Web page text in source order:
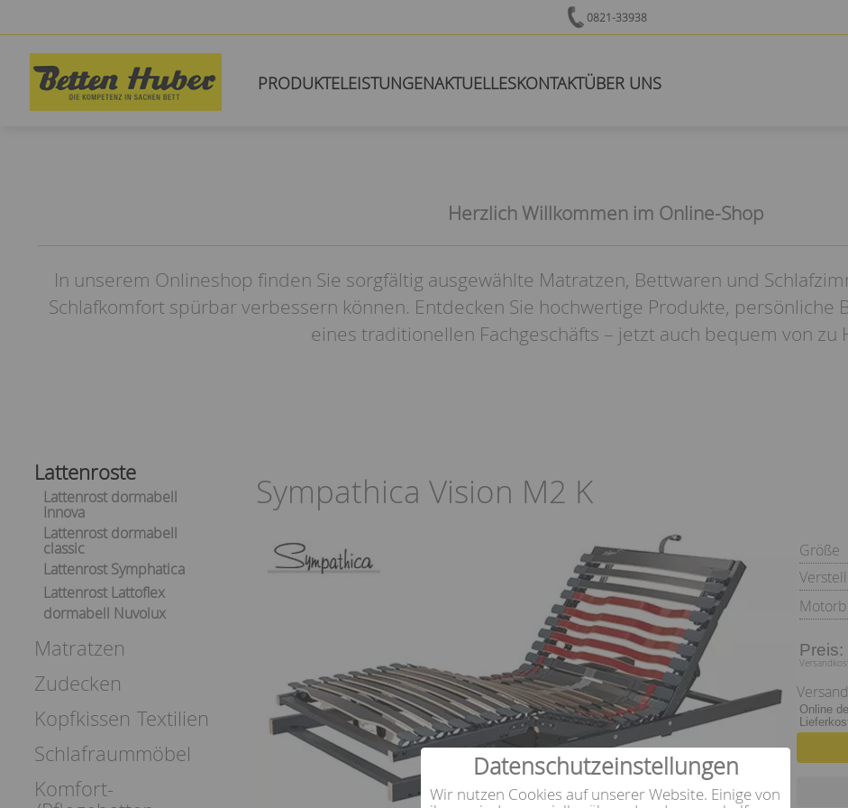
0821-33938
PRODUKTELEISTUNGENAKTUELLESKONTAKTÜBER UNS
Datenschutzeinstellungen
Wir nutzen Cookies auf unserer Website. Einige von
Herzlich Willkommen im Online-Shop
In unserem Onlineshop finden Sie sorgfältig ausgewählte Matratzen, Bettwaren und
Schlafkomfort spürbar verbessern können. Entdecken Sie hochwertige Produkte,
eines traditionellen Fachgeschäfts – jetzt auch bequem von zu
Lattenroste
Lattenrost dormabell
Innova
Lattenrost dormabell
classic
Lattenrost Symphatica
Lattenrost Lattoflex
dormabell Nuvolux
Matratzen
Zudecken
Kopfkissen Textilien
Schlafraummöbel
Komfort-
Sympathica Vision M2 K
Größe
Preis:
Online